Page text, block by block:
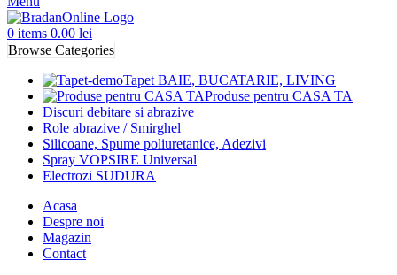
0 items 0.00 lei
Browse Categories
Tapet BAIE, BUCATARIE, LIVING
Produse pentru CASA TA
Discuri debitare si abrazive
Role abrazive / Smirghel
Silicoane, Spume poliuretanice, Adezivi
Spray VOPSIRE Universal
Electrozi SUDURA
Acasa
Despre noi
Magazin
Contact